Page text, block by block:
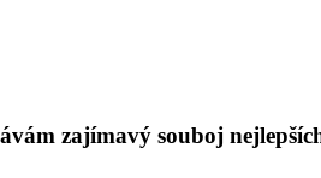
zajímavý souboj